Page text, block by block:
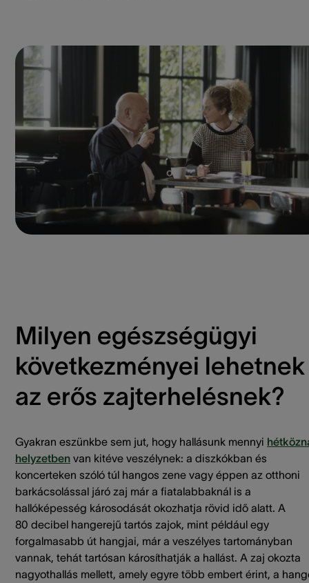
Milyen egészségügyi
következményei lehetnek
az erős zajterhelésnek?
Gyakran eszünkbe sem jut, hogy hallásunk mennyi
helyzetben van kitéve veszélynek: a diszkókban és
koncerteken szóló túl hangos zene vagy éppen az otthoni
barkácsolással járó zaj már a fiatalabbaknál is a
hallóképesség károsodását okozhatja rövid idő alatt. A
80 decibel hangerejű tartós zajok, mint például egy
forgalmasabb út hangjai, már a veszélyes tartományban
vannak, tehát tartósan károsíthatják a hallást. A zaj okozta
nagyothallás mellett, amely egyre több embert érint, a